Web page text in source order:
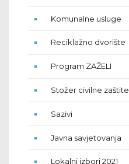
Komunalne usluge
Reciklažno dvorište
Program ZAŽELI
Stožer civilne zaštite
Sazivi
Javna savjetovanja
Lokalni izbori 2021